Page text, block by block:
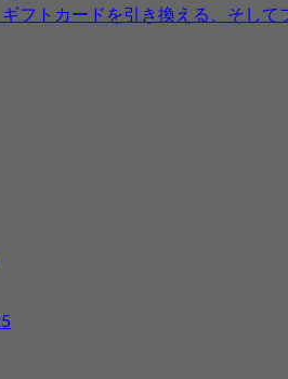
フトカードを引き換える、そして